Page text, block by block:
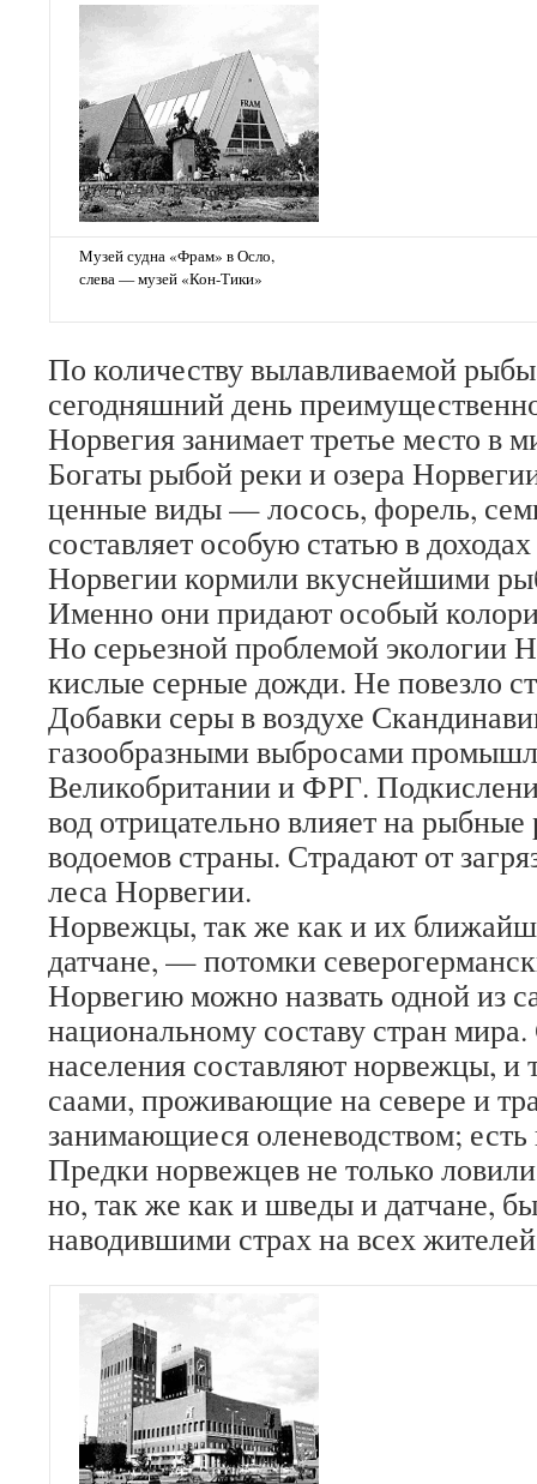
Музей судна «Фрам» в Осло,
слева — музей «Кон-Тики»
По количеству вылавливаемой
сегодняшний день
Норвегия занимает третье место в
Богаты рыбой реки и озера
ценные виды — лосось, форель,
составляет особую статью в
Норвегии кормили вкуснейшими
Именно они придают особый
Но серьезной проблемой экологии
кислые серные дожди. Не повезло
Добавки серы в воздухе
газообразными выбросами
Великобритании и ФРГ.
вод отрицательно влияет на
водоемов страны. Страдают от
леса Норвегии.
Норвежцы, так же как и их
датчане, — потомки
Норвегию можно назвать одной из
национальному составу стран
населения составляют норвежцы, и
саами, проживающие на севере и
занимающиеся оленеводством;
Предки норвежцев не только
но, так же как и шведы и датчане,
наводившими страх на всех